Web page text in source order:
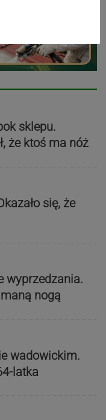
sklepu.
że ktoś ma nóż
się, że
wyprzedzania.
nogą
wadowickim.
latka